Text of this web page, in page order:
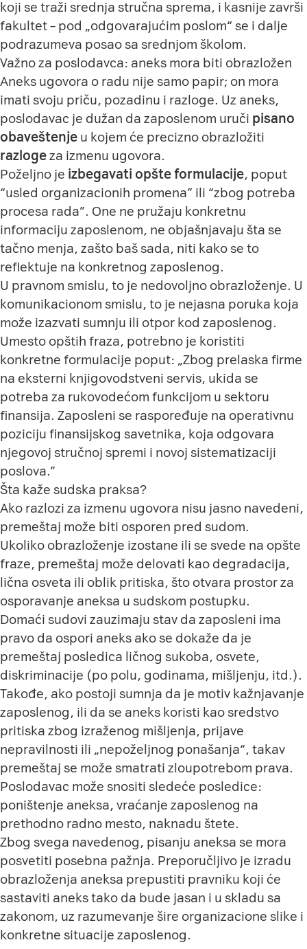
koji se traži srednja stručna sprema, i kasnije završi
fakultet – pod „odgovarajućim poslom“ se i dalje
podrazumeva posao sa srednjom školom.
Važno za poslodavca: aneks mora biti obrazložen
Aneks ugovora o radu nije samo papir; on mora
imati svoju priču, pozadinu i razloge. Uz aneks,
poslodavac je dužan da zaposlenom uruči pisano
obaveštenje u kojem će precizno obrazložiti
razlogeza izmenu ugovora.
Poželjno je izbegavati opšte formulacije, poput
“usled organizacionih promena” ili “zbog potreba
procesa rada”. One ne pružaju konkretnu
informaciju zaposlenom, ne objašnjavaju šta se
tačno menja, zašto baš sada, niti kako se to
reflektuje na konkretnog zaposlenog.
U pravnom smislu, to je nedovoljno obrazloženje. U
komunikacionom smislu, to je nejasna poruka koja
može izazvati sumnju ili otpor kod zaposlenog.
Umesto opštih fraza, potrebno je koristiti
konkretne formulacije poput: „Zbog prelaska firme
na eksterni knjigovodstveni servis, ukida se
potreba za rukovodećom funkcijom u sektoru
finansija. Zaposleni se raspoređuje na operativnu
poziciju finansijskog savetnika, koja odgovara
njegovoj stručnoj spremi i novoj sistematizaciji
poslova.”
Šta kaže sudska praksa?
Ako razlozi za izmenu ugovora nisu jasno navedeni,
premeštaj može biti osporen pred sudom.
Ukoliko obrazloženje izostane ili se svede na opšte
fraze, premeštaj može delovati kao degradacija,
lična osveta ili oblik pritiska, što otvara prostor za
osporavanje aneksa u sudskom postupku.
Domaći sudovi zauzimaju stav da zaposleni ima
pravo da ospori aneks ako se dokaže da je
premeštaj posledica ličnog sukoba, osvete,
diskriminacije (po polu, godinama, mišljenju, itd.).
Takođe, ako postoji sumnja da je motiv kažnjavanje
zaposlenog, ili da se aneks koristi kao sredstvo
pritiska zbog izraženog mišljenja, prijave
nepravilnosti ili „nepoželjnog ponašanja“, takav
premeštaj se može smatrati zloupotrebom prava.
Poslodavac može snositi sledeće posledice:
poništenje aneksa, vraćanje zaposlenog na
prethodno radno mesto, naknadu štete.
Zbog svega navedenog, pisanju aneksa se mora
posvetiti posebna pažnja. Preporučljivo je izradu
obrazloženja aneksa prepustiti pravniku koji će
sastaviti aneks tako da bude jasan i u skladu sa
zakonom, uz razumevanje šire organizacione slike i
konkretne situacije zaposlenog.